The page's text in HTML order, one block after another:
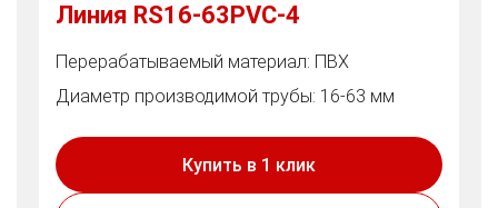
Линия RS16-63PVC-4
Перерабатываемый материал: ПВХ
Диаметр производимой трубы: 16-63 мм
Купить в 1 клик